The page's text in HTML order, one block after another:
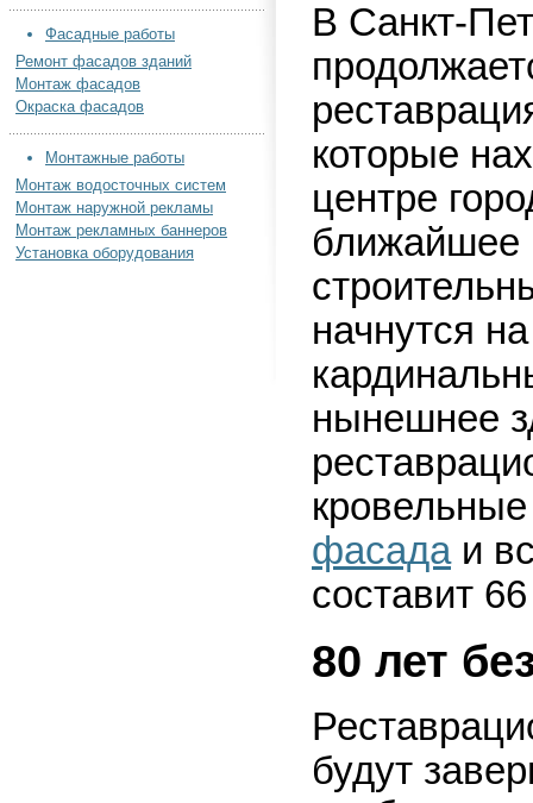
Фасадные работы
Ремонт фасадов зданий
Монтаж фасадов
Окраска фасадов
Монтажные работы
Монтаж водосточных систем
Монтаж наружной рекламы
Монтаж рекламных баннеров
Установка оборудования
В Санкт-
которые
центре
ближайшее
начнутся
нынешнее
фасадаи
составит
80 лет
будут